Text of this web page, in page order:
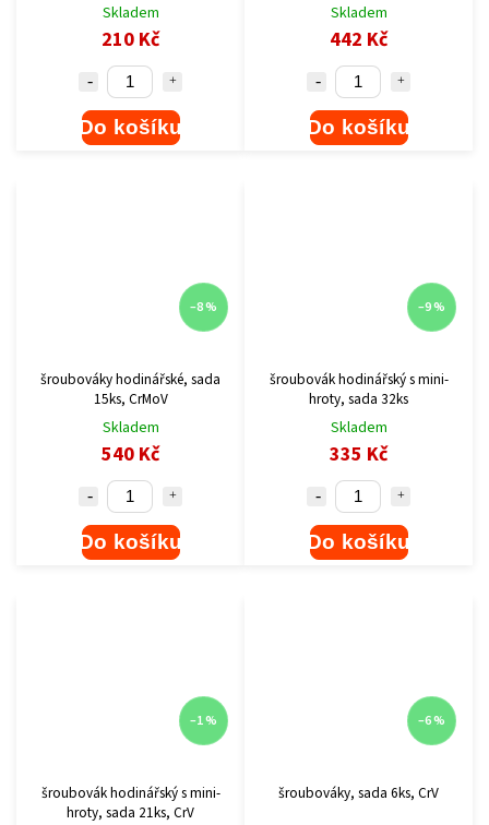
Skladem
210 Kč
Do košíku
Skladem
442 Kč
Do košíku
–8 %
šroubováky hodinářské, sada
15ks, CrMoV
Skladem
540 Kč
Do košíku
–9 %
šroubovák hodinářský s mini-
hroty, sada 32ks
Skladem
335 Kč
Do košíku
–1 %
šroubovák hodinářský s mini-
hroty, sada 21ks, CrV
–6 %
šroubováky, sada 6ks, CrV